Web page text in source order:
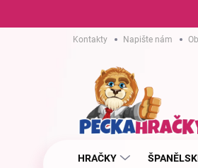
Kontakty Napište nám
HRAČKY